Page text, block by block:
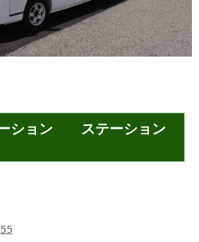
ション ステーション